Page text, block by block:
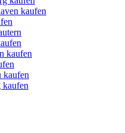
kaufen
kaufen
kaufen
kaufen